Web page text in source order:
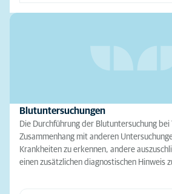
Blutuntersuchungen
Die Durchführung der Blutuntersuchung
Zusammenhang mit anderen
Krankheiten zu erkennen, andere
einen zusätzlichen diagnostischen Hinweis